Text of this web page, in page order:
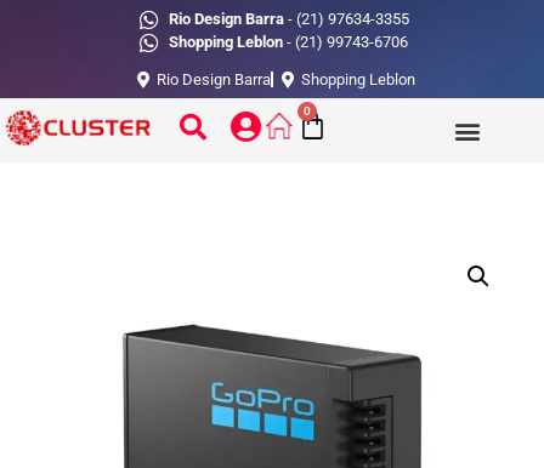
Rio Design Barra- (21) 97634-3355
Shopping Leblon - (21) 99743-6706
Rio Design Barra Shopping Leblon
0